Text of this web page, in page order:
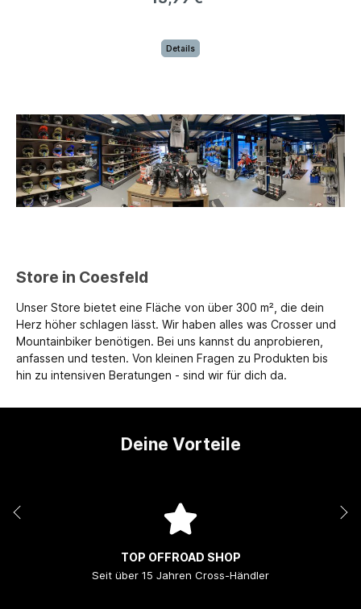
Details
Store in Coesfeld
Unser Store bietet eine Fläche von über 300 m², die dein
Herz höher schlagen lässt. Wir haben alles was Crosser und
Mountainbiker benötigen. Bei uns kannst du anprobieren,
anfassen und testen. Von kleinen Fragen zu Produkten bis
hin zu intensiven Beratungen - sind wir für dich da.
Deine Vorteile
TOP OFFROAD SHOP
Seit über 15 Jahren Cross-Händler